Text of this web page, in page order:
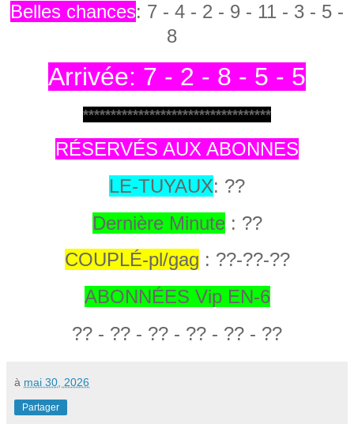
Belles chances: 7 - 4 - 2 - 9 - 11 - 3 - 5 -
8
Arrivée: 7 - 2 - 8 - 5 - 5
**********************************
RÉSERVÉS AUX ABONNES
LE-TUYAUX: ??
Dernière Minute: ??
COUPLÉ-pl/gag : ??-??-??
ABONNÉES Vip EN-6
?? - ?? - ?? - ?? - ?? - ??
à mai 30, 2026
Partager